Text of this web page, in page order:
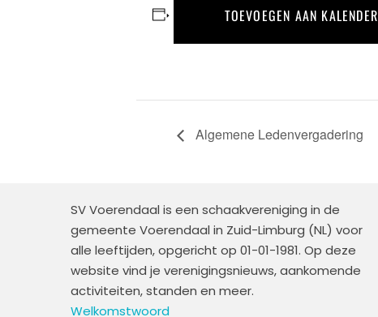
TOEVOEGEN AAN KALENDER
Algemene Ledenvergadering
SV Voerendaal is een schaakvereniging in de
gemeente Voerendaal in Zuid-Limburg (NL) voor
alle leeftijden, opgericht op 01-01-1981. Op deze
website vind je verenigingsnieuws, aankomende
activiteiten, standen en meer.
Welkomstwoord